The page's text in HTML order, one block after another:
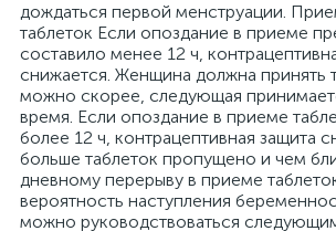
дождаться первой менструации.
таблеток Если опоздание в приеме
составило менее 12 ч,
снижается. Женщина должна принять
можно скорее, следующая
время. Если опоздание в приеме
более 12 ч, контрацептивная защита
больше таблеток пропущено и чем
дневному перерыву в приеме
вероятность наступления
можно руководствоваться